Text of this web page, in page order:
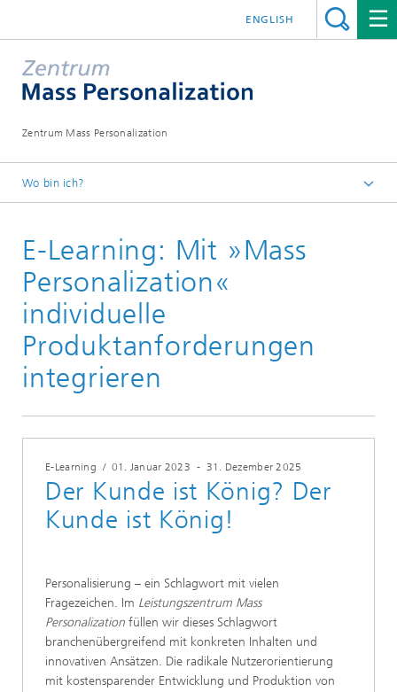
Zentrum Mass Personalization
ENGLISH
Wo bin ich?
Weiterbildung
E-Learning: Mit »Mass
Personalization«
individuelle
Produktanforderungen
integrieren
E-Learning / 01. Januar 2023 - 31. Dezember 2025
Der Kunde ist König? Der
Kunde ist König!
Personalisierung – ein Schlagwort mit vielen
Fragezeichen. Im Leistungszentrum Mass
Personalization füllen wir dieses Schlagwort
branchenübergreifend mit konkreten Inhalten und
innovativen Ansätzen. Die radikale Nutzerorientierung
mit kostensparender Entwicklung und Produktion von